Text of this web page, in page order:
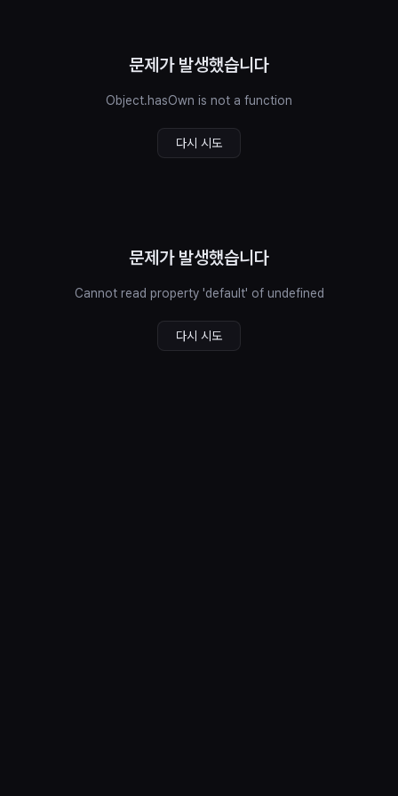
문제가 발생했습니다
Object.hasOwn is not a function
다시 시도
문제가 발생했습니다
Cannot read property 'default' of undefined
다시 시도